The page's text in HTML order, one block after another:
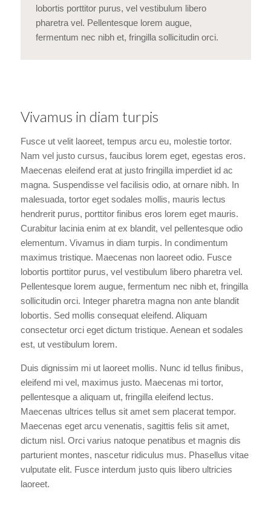
lobortis porttitor purus, vel vestibulum libero
pharetra vel. Pellentesque lorem augue,
fermentum nec nibh et, fringilla sollicitudin orci.
Vivamus in diam turpis
Fusce ut velit laoreet, tempus arcu eu, molestie tortor.
Nam vel justo cursus, faucibus lorem eget, egestas eros.
Maecenas eleifend erat at justo fringilla imperdiet id ac
magna. Suspendisse vel facilisis odio, at ornare nibh. In
malesuada, tortor eget sodales mollis, mauris lectus
hendrerit purus, porttitor finibus eros lorem eget mauris.
Curabitur lacinia enim at ex blandit, vel pellentesque odio
elementum. Vivamus in diam turpis. In condimentum
maximus tristique. Maecenas non laoreet odio. Fusce
lobortis porttitor purus, vel vestibulum libero pharetra vel.
Pellentesque lorem augue, fermentum nec nibh et, fringilla
sollicitudin orci. Integer pharetra magna non ante blandit
lobortis. Sed mollis consequat eleifend. Aliquam
consectetur orci eget dictum tristique. Aenean et sodales
est, ut vestibulum lorem.
Duis dignissim mi ut laoreet mollis. Nunc id tellus finibus,
eleifend mi vel, maximus justo. Maecenas mi tortor,
pellentesque a aliquam ut, fringilla eleifend lectus.
Maecenas ultrices tellus sit amet sem placerat tempor.
Maecenas eget arcu venenatis, sagittis felis sit amet,
dictum nisl. Orci varius natoque penatibus et magnis dis
parturient montes, nascetur ridiculus mus. Phasellus vitae
vulputate elit. Fusce interdum justo quis libero ultricies
laoreet.